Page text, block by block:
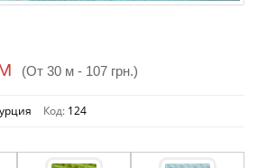
(От 30 м - 107 грн.)
Код: 124